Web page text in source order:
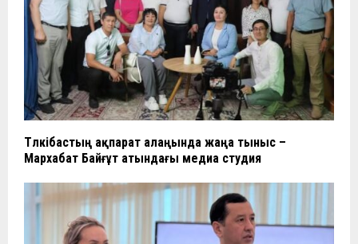
Түлкібастың ақпарат алаңында жаңа тыныс –
Мархабат Байғұт атындағы медиа студия